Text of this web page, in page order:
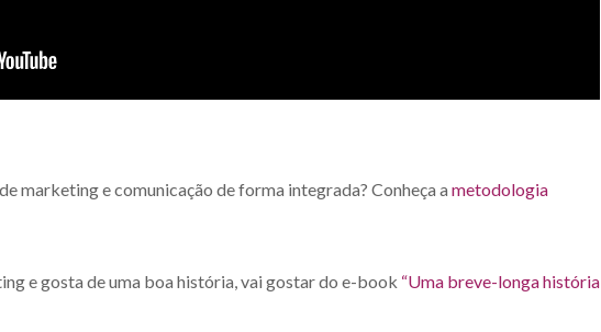
marketing e comunicação de forma integrada? Conheça a metodologia
e gosta de uma boa história, vai gostar do e-book “Uma breve-longa história